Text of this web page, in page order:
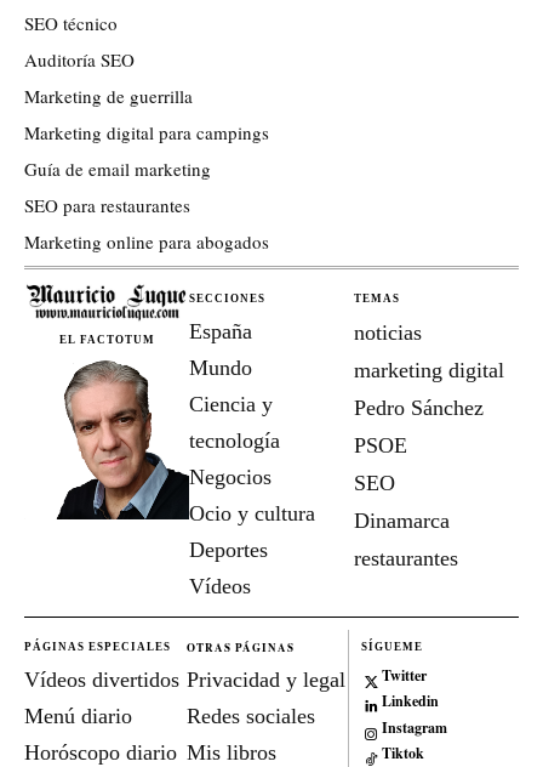
SEO técnico
Auditoría SEO
Marketing de guerrilla
Marketing digital para campings
Guía de email marketing
SEO para restaurantes
Marketing online para abogados
EL FACTOTUM
SECCIONES
España
Mundo
Ciencia y
tecnología
Negocios
Ocio y cultura
Deportes
Vídeos
TEMAS
noticias
marketing digital
Pedro Sánchez
PSOE
SEO
Dinamarca
restaurantes
PÁGINAS ESPECIALES
Vídeos divertidos
Menú diario
Horóscopo diario
OTRAS PÁGINAS
Privacidad y legal
Redes sociales
Mis libros
SÍGUEME
Twitter
Linkedin
Instagram
Tiktok